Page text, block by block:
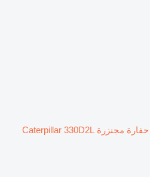
حفارة مجنزرة Caterpillar 330D2L